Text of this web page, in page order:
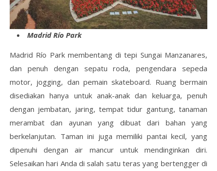
Madrid Río Park
Madrid Río Park membentang di tepi Sungai Manzanares,
dan penuh dengan sepatu roda, pengendara sepeda
motor, jogging, dan pemain skateboard. Ruang bermain
disediakan hanya untuk anak-anak dan keluarga, penuh
dengan jembatan, jaring, tempat tidur gantung, tanaman
merambat dan ayunan yang dibuat dari bahan yang
berkelanjutan. Taman ini juga memiliki pantai kecil, yang
dipenuhi dengan air mancur untuk mendinginkan diri.
Selesaikan hari Anda di salah satu teras yang bertengger di